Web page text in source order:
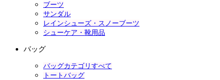
ブーツ
サンダル
レインシューズ・スノーブーツ
シューケア・靴用品
バッグ
バッグカテゴリすべて
トートバッグ